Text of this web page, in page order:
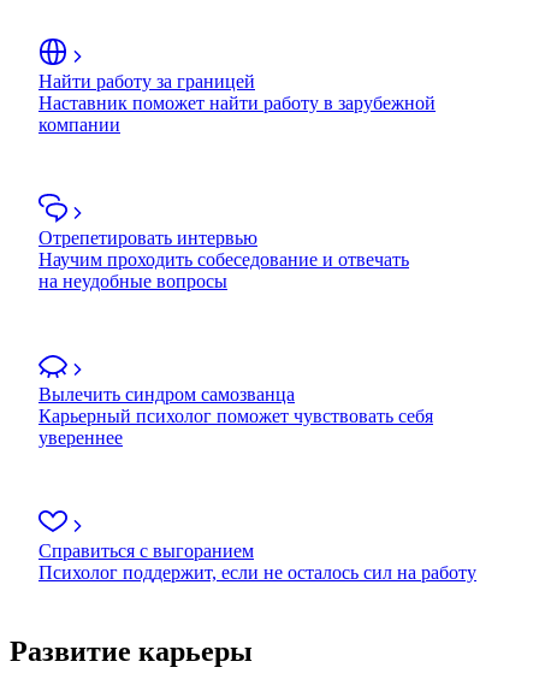
Найти работу за границей
Наставник поможет найти работу в зарубежной
компании
Отрепетировать интервью
Научим проходить собеседование и отвечать
на неудобные вопросы
Вылечить синдром самозванца
Карьерный психолог поможет чувствовать себя
увереннее
Справиться с выгоранием
Психолог поддержит, если не осталось сил на работу
Развитие карьеры